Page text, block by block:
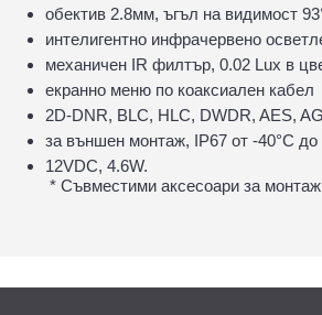
обектив 2.8мм, ъгъл на видимост
интелигентно инфрачервено
механичен IR филтър, 0.02 Lux в
екранно меню по коаксиален кабел
2D-DNR, BLC, HLC, DWDR, AES,
за външен монтаж, IP67 oт -40°С до
12VDC, 4.6W.
* Съвместими аксесоари за